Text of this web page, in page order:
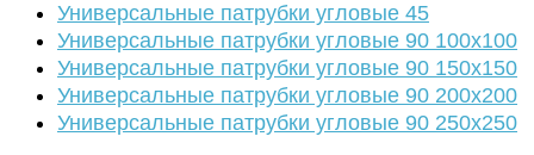
Универсальные патрубки угловые 45
Универсальные патрубки угловые 90 100х100
Универсальные патрубки угловые 90 150х150
Универсальные патрубки угловые 90 200х200
Универсальные патрубки угловые 90 250х250